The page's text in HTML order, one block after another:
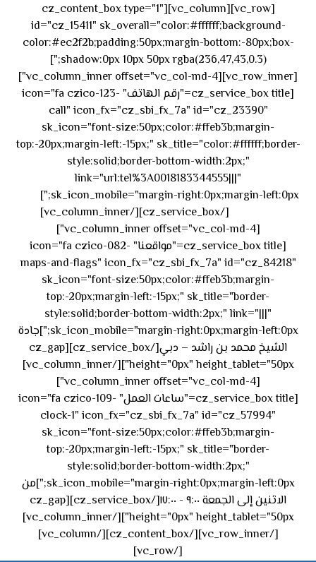
[vc_row][vc_column][cz_content_box type="1"
id="cz_15411" sk_overall="color:#ffffff;background-
color:#ec2f2b;padding:50px;margin-bottom:-80px;box-
shadow:0px 10px 50px rgba(236,47,43,0.3);"]
[vc_row_inner][vc_column_inner offset="vc_col-md-4"]
[cz_service_box title="رقم الهاتف" icon="fa czico-123-
call" icon_fx="cz_sbi_fx_7a" id="cz_23390"
sk_icon="font-size:50px;color:#ffeb3b;margin-
top:-20px;margin-left:-15px;" sk_title="color:#ffffff;border-
style:solid;border-bottom-width:2px;"
link="url:tel%3A0018183344555|||"
sk_icon_mobile="margin-right:0px;margin-left:0px;"]
[/cz_service_box][/vc_column_inner]
[vc_column_inner offset="vc_col-md-4"]
[cz_service_box title="مواقعنا" icon="fa czico-082-
maps-and-flags" icon_fx="cz_sbi_fx_7a" id="cz_84218"
sk_icon="font-size:50px;color:#ffeb3b;margin-
top:-20px;margin-left:-15px;" sk_title="border-
style:solid;border-bottom-width:2px;" link="|||"
sk_icon_mobile="margin-right:0px;margin-left:0px;"]جادة
الشيخ محمد بن راشد – دبي[/cz_service_box][cz_gap
height="0px" height_tablet="50px"][/vc_column_inner]
[vc_column_inner offset="vc_col-md-4"]
[cz_service_box title="ساعات العمل" icon="fa czico-109-
clock-1" icon_fx="cz_sbi_fx_7a" id="cz_57994"
sk_icon="font-size:50px;color:#ffeb3b;margin-
top:-20px;margin-left:-15px;" sk_title="border-
style:solid;border-bottom-width:2px;"
sk_icon_mobile="margin-right:0px;margin-left:0px;"]من
الاثنين إلى الجمعة ٩:٠٠ - ١٧:٠٠[/cz_service_box][cz_gap
height="0px" height_tablet="50px"][/vc_column_inner]
[/vc_row_inner][/cz_content_box][/vc_column]
[/vc_row]